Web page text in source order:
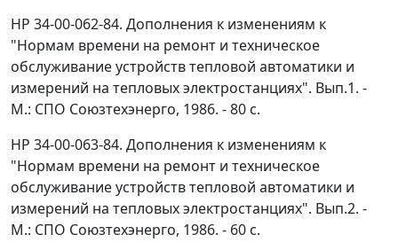
HP 34-00-062-84. Дополнения к изменениям к
"Нормам времени на ремонт и техническое
обслуживание устройств тепловой автоматики и
измерений на тепловых электростанциях". Вып.1. -
М.: СПО Союзтехэнерго, 1986. - 80 с.
HP 34-00-063-84. Дополнения к изменениям к
"Нормам времени на ремонт и техническое
обслуживание устройств тепловой автоматики и
измерений на тепловых электростанциях". Вып.2. -
М.: СПО Союзтехэнерго, 1986. - 60 с.